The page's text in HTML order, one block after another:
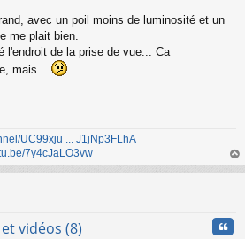
avec un poil moins de luminosité et un
me plait bien.
l'endroit de la prise de vue... Ca
mais...
UC99xju ... J1jNp3FLhA
7y4cJaLO3vw
au
vidéos (8)